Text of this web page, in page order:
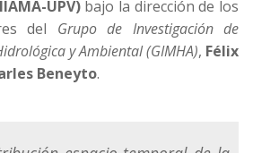
UPV)bajo la dirección de los
del Grupo de Investigación de
y Ambiental (GIMHA), Félix
Beneyto.